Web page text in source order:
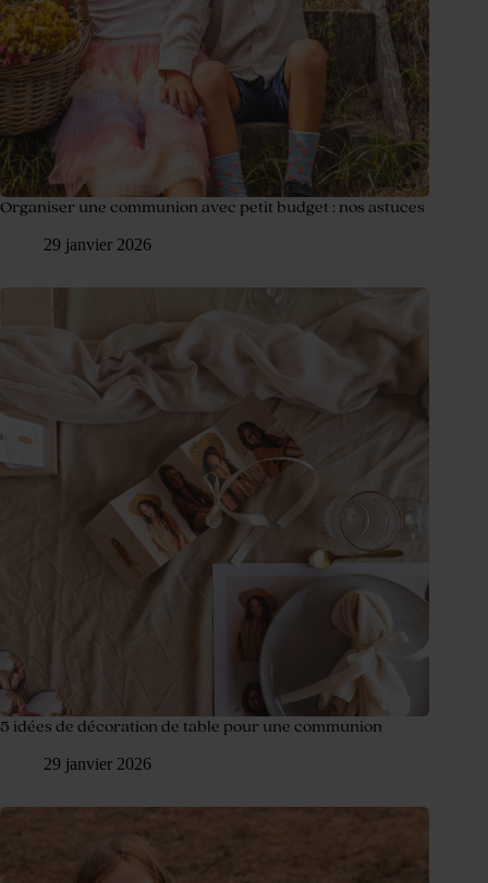
Organiser une communion avec petit budget : nos astuces
29 janvier 2026
5 idées de décoration de table pour une communion
29 janvier 2026